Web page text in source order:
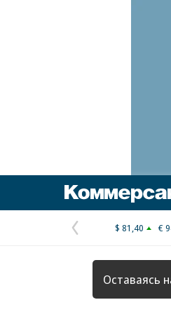
Предыдущая
страница
$ 81,40 €
Оставаясь